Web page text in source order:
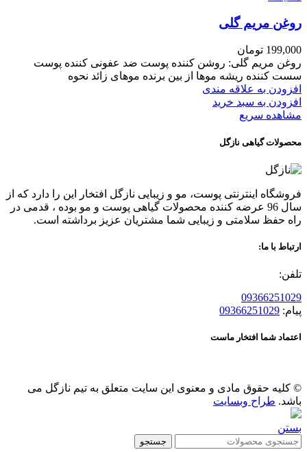
روغن مریم گلی
199,000 تومان
روغن مریم گلی: روشن کننده پوست ضد عفونی کننده پوست
سست کننده ریشه موها از بین برنده موهای زائد نحوه
افزودن به علاقه مندی
افزودن به سبد خرید
مشاهده سریع
محصولات گیاهی نازگل
فروشگاه اینترنتی پوست، مو و زیبایی نازگل افتخار این را دارد که از
سال 96 عرضه کننده محصولات گیاهی پوست و مو بوده ، قدمی در
راه حفظ سلامتی و زیبایی شما مشتریان عزیز برداشته است.
ارتباط با ما:
تلفن:
09366251029
پیام: 09366251029
اعتماد شما افتخار ماست
© کلیه حقوق مادی و معنوی این سایت متعلق به تیم نازگل می
باشد. طراح وبسایت
بستن
جستجو